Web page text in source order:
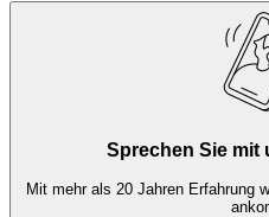
Sprechen Sie mit
Mit mehr als 20 Jahren Erfahrung